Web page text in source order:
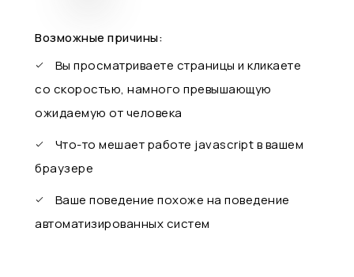
Возможные причины:
Вы просматриваете страницы и кликаете
со скоростью, намного превышающую
ожидаемую от человека
Что-то мешает работе javascript в вашем
браузере
Ваше поведение похоже на поведение
автоматизированных систем